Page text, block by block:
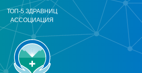
ТОП-5 ЗДРАВНИЦ
АССОЦИАЦИЯ